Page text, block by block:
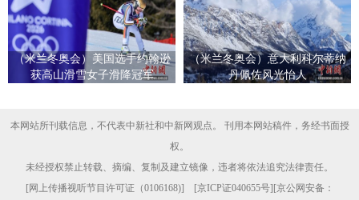
（米兰冬奥会）美国选手约翰逊
获高山滑雪女子滑降冠军
（米兰冬奥会）意大利科尔蒂纳
丹佩佐风光怡人
本网站所刊载信息，不代表中新社和中新网观点。 刊用本网站稿件，务经书面授
权。
未经授权禁止转载、摘编、复制及建立镜像，违者将依法追究法律责任。
[网上传播视听节目许可证（0106168)] [京ICP证040655号][京公网安备：